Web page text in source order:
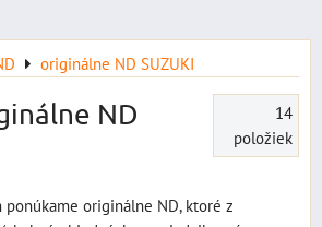
originálne ND SUZUKI
ND
14
položiek
originálne ND, ktoré z